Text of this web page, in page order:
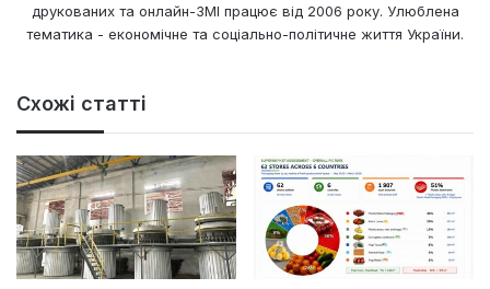
друкованих та онлайн-ЗМІ працює від 2006 року. Улюблена
тематика - економічне та соціально-політичне життя України.
Схожі статті